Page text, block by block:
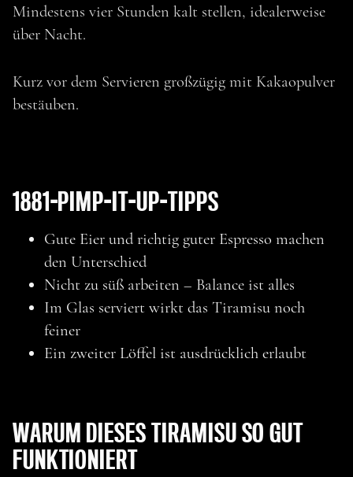
MEHR ENTDECKEN
Mindestens vier Stunden kalt stellen, idealerweise
über Nacht.
Kurz vor dem Servieren großzügig mit Kakaopulver
bestäuben.
1881-PIMP-IT-UP-TIPPS
Gute Eier und richtig guter Espresso machen
den Unterschied
Nicht zu süß arbeiten – Balance ist alles
Im Glas serviert wirkt das Tiramisu noch
feiner
Ein zweiter Löffel ist ausdrücklich erlaubt
WARUM DIESES TIRAMISU SO GUT
FUNKTIONIERT